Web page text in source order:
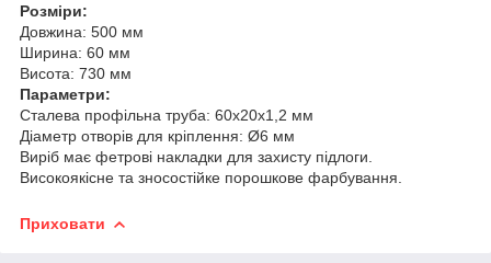
Розміри:
Довжина: 500 мм
Ширина: 60 мм
Висота: 730 мм
Параметри:
Сталева профільна труба: 60x20x1,2 мм
Діаметр отворів для кріплення: Ø6 мм
Виріб має фетрові накладки для захисту підлоги.
Високоякісне та зносостійке порошкове фарбування.
Приховати